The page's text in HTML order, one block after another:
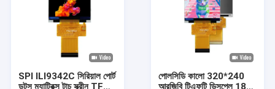
SPI ILI9342C সিরিয়াল পোর্ট
ডটস ম্যাট্রিক্স টাচ স্ক্রীন TFT
পোলসিডি কালো 320*240
আরজিবি টিএফটি ডিসপ্লে 18